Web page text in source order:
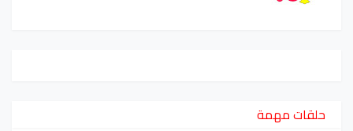
حلقات مهمة